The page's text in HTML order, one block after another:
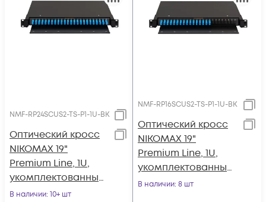
NMF-RP24SCUS2-TS-P1-1U-BK
Оптический кросс
NIKOMAX 19"
Premium Line, 1U,
укомплектованный
на 24 порта SC/UPC
В наличии: 10+ шт
NMF-RP16SCUS2-TS-P1-1U-BK
Оптический кросс
NIKOMAX 19"
Premium Line, 1U,
укомплектованный
на 16 портов
В наличии: 8 шт